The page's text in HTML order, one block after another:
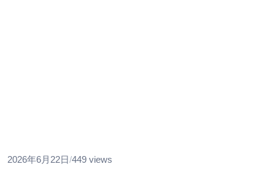
2026年6月22日/449 views